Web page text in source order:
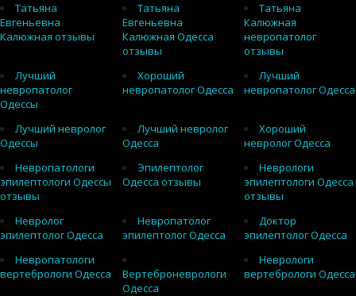
Татьяна
Евгеньевна
Калюжная отзывы
Татьяна
Евгеньевна
Калюжная Одесса
отзывы
Татьяна
Калюжная
невропатолог
отзывы
Лучший
невропатолог
Одессы
Хороший
невропатолог Одесса
Лучший
невропатолог Одесса
Лучший невролог
Одессы
Лучший невролог
Одесса
Хороший
невролог Одесса
Невропатологи
эпилептологи Одессы
отзывы
Эпилептолог
Одесса отзывы
Неврологи
эпилептологи Одесса
отзывы
Невролог
эпилептолог Одесса
Невропатолог
эпилептолог Одесса
Доктор
эпилептолог Одесса
Невропатологи
вертебрологи Одесса
Вертеброневрологи
Одесса
Неврологи
вертебрологи Одесса